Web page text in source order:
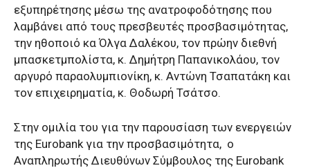
εξυπηρέτησης μέσω της ανατροφοδότησης που
λαμβάνει από τους πρεσβευτές προσβασιμότητας,
την ηθοποιό κα Όλγα Δαλέκου, τον πρώην διεθνή
μπασκετμπολίστα, κ. Δημήτρη Παπανικολάου, τον
αργυρό παραολυμπιονίκη, κ. Αντώνη Τσαπατάκη και
τον επιχειρηματία, κ. Θοδωρή Τσάτσο.
Στην ομιλία του για την παρουσίαση των ενεργειών
της Eurobank για την προσβασιμότητα, ο
Αναπληρωτής Διευθύνων Σύμβουλος της Eurobank